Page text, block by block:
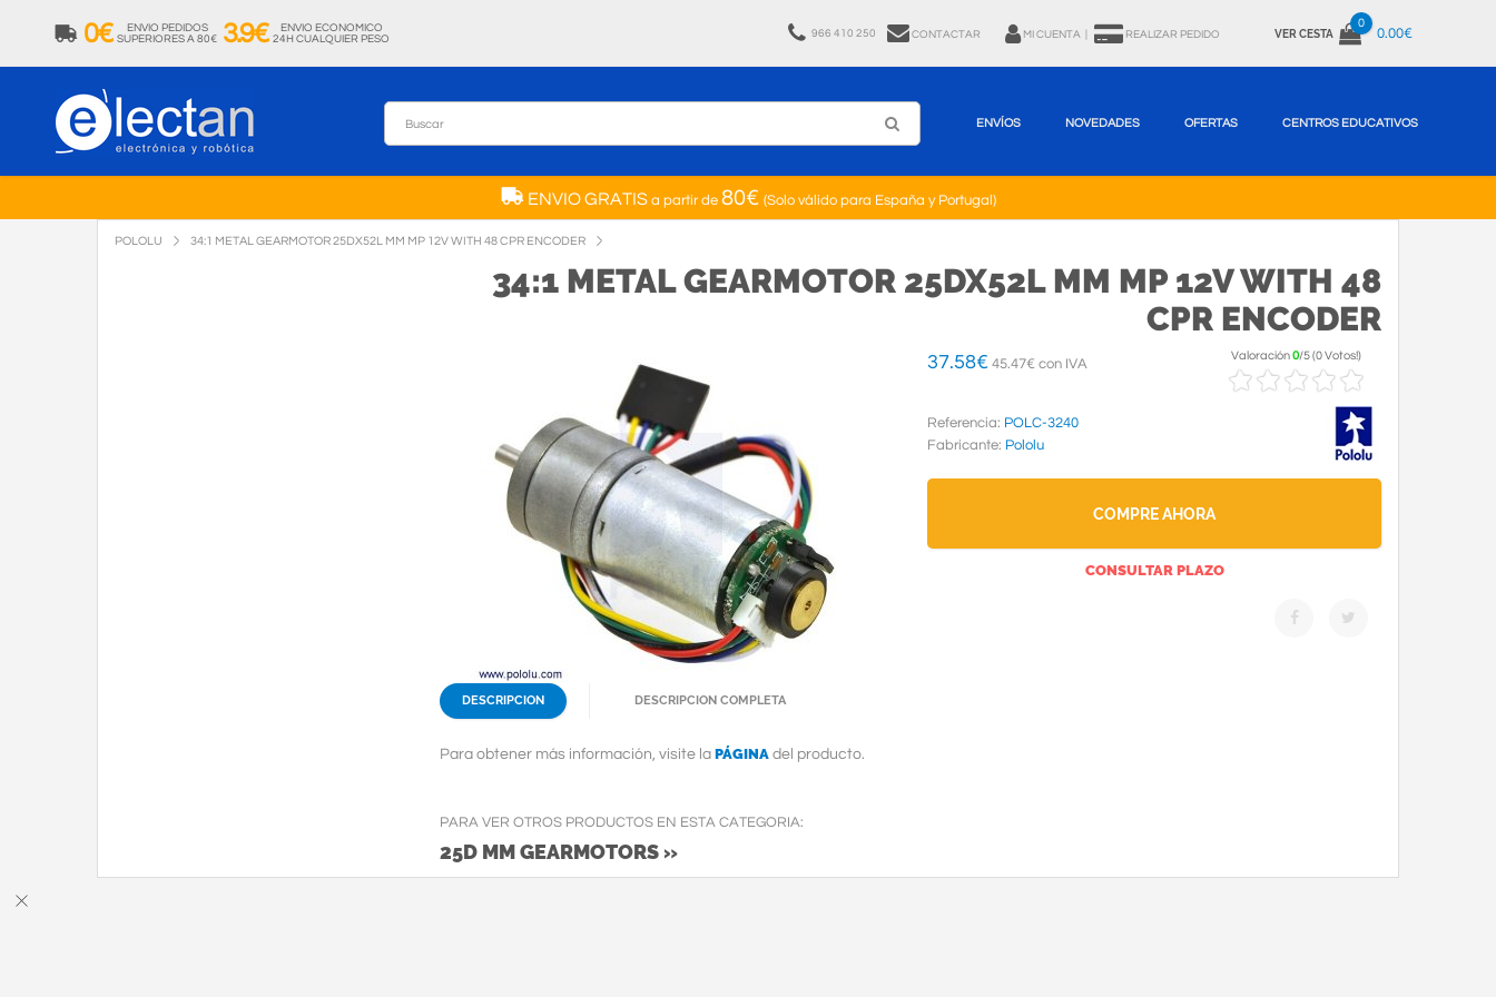
0€
ENVIO PEDIDOS
SUPERIORES A 80€ 3.9€
ENVIO ECONOMICO
24H CUALQUIER PESO
966 410 250 CONTACTAR MI CUENTA REALIZAR PEDIDO VER CESTA
0
0.00€
ENVÍOS NOVEDADES OFERTAS CENTROS EDUCATIVOS
ENVIO GRATISa partir de 80€ (Solo válido para España y Portugal)
POLOLU 34:1 METAL GEARMOTOR 25DX52L MM MP 12V WITH 48 CPR ENCODER
34:1 METAL GEARMOTOR 25DX52L MM MP 12V WITH 48
CPR ENCODER
37.58€ 45.47€ con IVA
Valoración0/5(0 Votos!)
Referencia: POLC-3240
Fabricante: Pololu
COMPRE AHORA
CONSULTAR PLAZO
DESCRIPCION DESCRIPCION COMPLETA
Para obtener más información, visite la PÁGINA del producto.
PARA VER OTROS PRODUCTOS EN ESTA CATEGORIA:
25D MM GEARMOTORS »